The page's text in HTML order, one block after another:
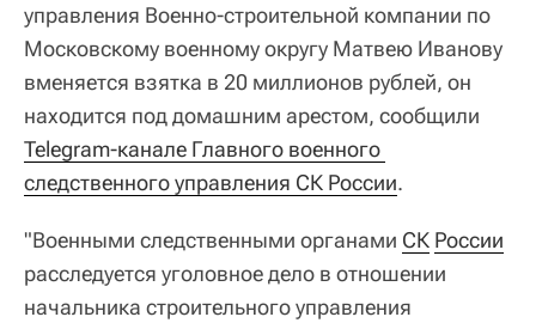
управления Военно-строительной компании по
Московскому военному округу Матвею Иванову
вменяется взятка в 20 миллионов рублей, он
находится под домашним арестом, сообщили
Telegram-канале Главного военного
следственного управления СК России.
"Военными следственными органами СК России
расследуется уголовное дело в отношении
начальника строительного управления